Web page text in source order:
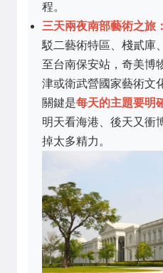
程。
三天兩夜南部藝術之旅：
駁二藝術特區、棧貳庫
至台南保安站，奇美博
津或衛武營國家藝術文
關鍵是每天的主題要明
明天看海港、後天又衝
掉太多精力。